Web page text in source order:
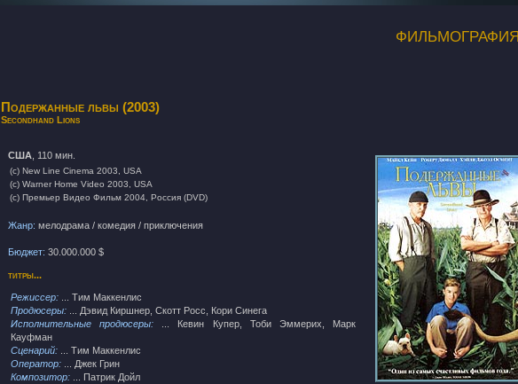
Подержанные львы (2003)
Secondhand Lions
США , 110 мин.
(c) New Line Cinema 2003, USA
(c) Warner Home Video 2003, USA
(c) Премьер Видео Фильм 2004, Россия (DVD)
Жанр: мелодрама / комедия / приключения
Бюджет: 30.000.000 $
титры...
Режиссер: ... Тим Маккенлис
Продюсеры: ... Дэвид Киршнер, Скотт Росс, Кори Синега
Исполнительные продюсеры: ... Кевин Купер, Тоби Эммерих, Марк
Кауфман
Сценарий: ... Тим Маккенлис
Оператор: ... Джек Грин
Композитор: ... Патрик Дойл